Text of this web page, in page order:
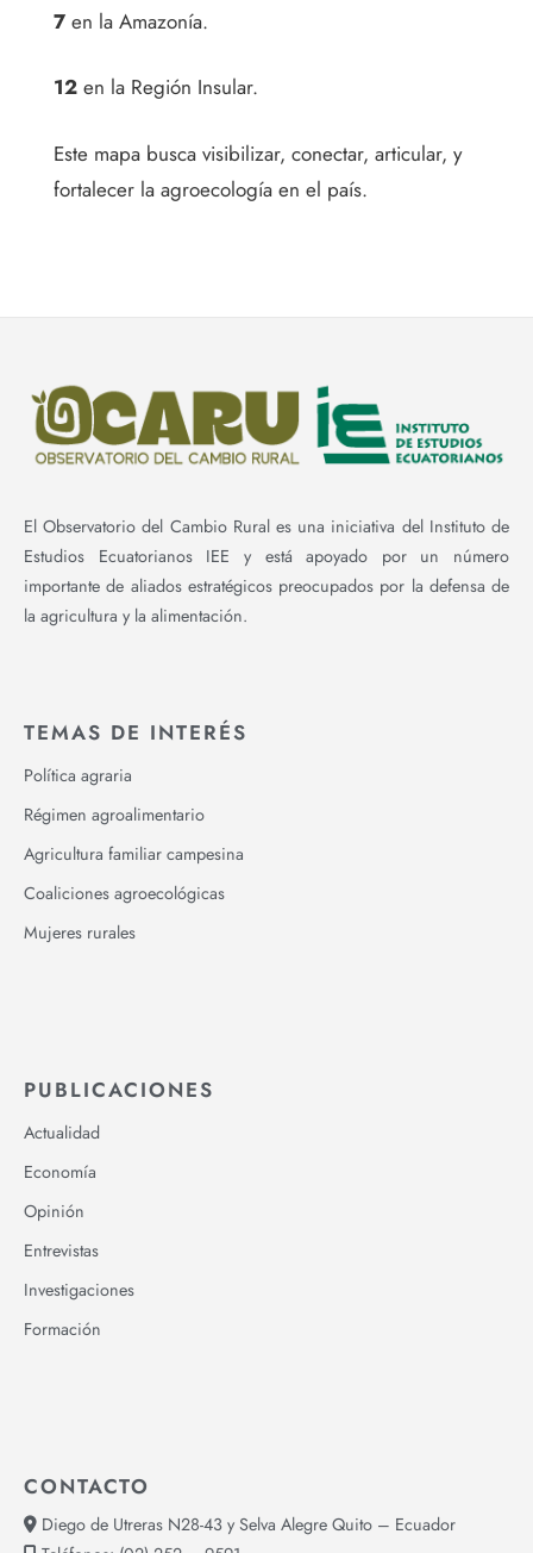
7 en la Amazonía.
12 en la Región Insular.
Este mapa busca visibilizar, conectar, articular, y
fortalecer la agroecología en el país.
El Observatorio del Cambio Rural es una iniciativa del Instituto de
Estudios Ecuatorianos IEE y está apoyado por un número
importante de aliados estratégicos preocupados por la defensa de
la agricultura y la alimentación.
TEMAS DE INTERÉS
Política agraria
Régimen agroalimentario
Agricultura familiar campesina
Coaliciones agroecológicas
Mujeres rurales
PUBLICACIONES
Actualidad
Economía
Opinión
Entrevistas
Investigaciones
Formación
CONTACTO
Diego de Utreras N28-43 y Selva Alegre Quito – Ecuador